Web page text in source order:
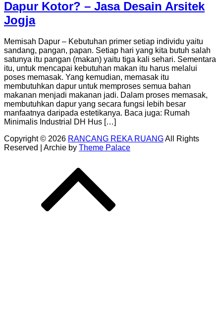
Dapur Kotor? – Jasa Desain Arsitek
Jogja
Memisah Dapur – Kebutuhan primer setiap individu yaitu
sandang, pangan, papan. Setiap hari yang kita butuh salah
satunya itu pangan (makan) yaitu tiga kali sehari. Sementara
itu, untuk mencapai kebutuhan makan itu harus melalui
poses memasak. Yang kemudian, memasak itu
membutuhkan dapur untuk memproses semua bahan
makanan menjadi makanan jadi. Dalam proses memasak,
membutuhkan dapur yang secara fungsi lebih besar
manfaatnya daripada estetikanya. Baca juga: Rumah
Minimalis Industrial DH Hus […]
Copyright © 2026 RANCANG REKA RUANGAll Rights
Reserved | Archie by Theme Palace